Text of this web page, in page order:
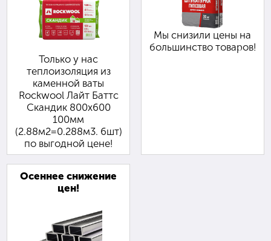
Только у нас
теплоизоляция из
каменной ваты
Rockwool Лайт Баттс
Скандик 800х600
100мм
(2.88м2=0.288м3. 6шт)
по выгодной цене!
Мы снизили цены на
большинство товаров!
Осеннее снижение
цен!